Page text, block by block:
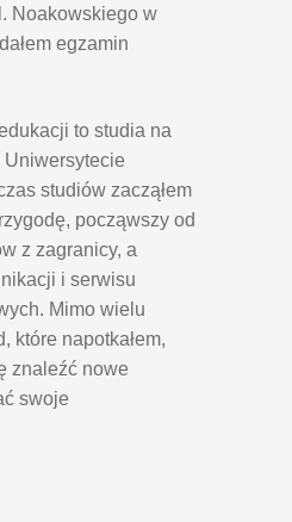
Noakowskiego w
egzamin
to studia na
studiów zacząłem
począwszy od
z zagranicy, a
i serwisu
Mimo wielu
które napotkałem,
znaleźć nowe
swoje